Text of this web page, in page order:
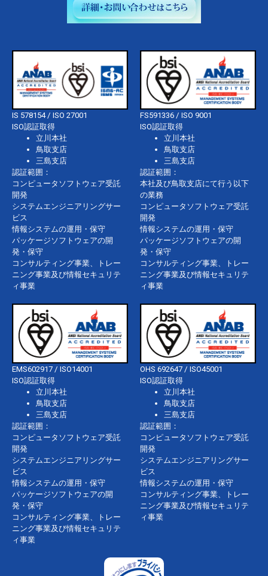
IS 578154 / ISO 27001
ISO認証取得
立川本社
鳥取支店
三島支店
認証範囲：
コンピュータソフトウェア受託
開発
システムエンジニアリングサー
ビス
情報システムの運用・保守
パッケージソフトウェアの開
発・保守
コンサルティング事業、トレー
ニング事業及び情報セキュリテ
ィ事業
FS591336 / ISO 9001
ISO認証取得
立川本社
鳥取支店
三島支店
認証範囲：
本社及び鳥取支店にて行う以下
の業務
コンピュータソフトウェア受託
開発
情報システムの運用・保守
パッケージソフトウェアの開
発・保守
コンサルティング事業、トレー
ニング事業及び情報セキュリテ
ィ事業
EMS602917 / ISO14001
ISO認証取得
立川本社
鳥取支店
三島支店
認証範囲：
コンピュータソフトウェア受託
開発
システムエンジニアリングサー
ビス
情報システムの運用・保守
パッケージソフトウェアの開
発・保守
コンサルティング事業、トレー
ニング事業及び情報セキュリテ
ィ事業
OHS 692647 / ISO45001
ISO認証取得
立川本社
鳥取支店
三島支店
認証範囲：
コンピュータソフトウェア受託
開発
システムエンジニアリングサー
ビス
情報システムの運用・保守
コンサルティング事業、トレー
ニング事業及び情報セキュリテ
ィ事業